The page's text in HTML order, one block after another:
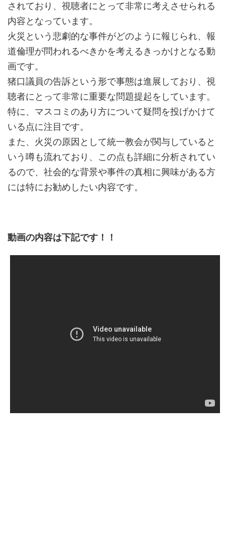
されており、視聴者にとって非常に考えさせられる
内容となっています。
火災という悲劇的な事件がどのように報じられ、報
道倫理が問われるべきかを考えるきっかけとなる動
画です。
猪口議員の告訴という形で事態は進展しており、視
聴者にとって非常に重要な問題提起をしています。
特に、マスコミのあり方について疑問を投げかけて
いる点に注目です。
また、火災の原因として統一教会が関与していると
いう噂も流れており、この点も詳細に分析されてい
るので、社会的な背景や事件の真相に興味がある方
には特にお勧めしたい内容です。
動画の内容は下記です！！